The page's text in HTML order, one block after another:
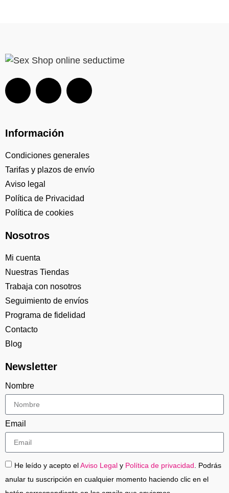
Información
Condiciones generales
Tarifas y plazos de envío
Aviso legal
Política de Privacidad
Política de cookies
Nosotros
Mi cuenta
Nuestras Tiendas
Trabaja con nosotros
Seguimiento de envíos
Programa de fidelidad
Contacto
Blog
Newsletter
Nombre
Email
He leído y acepto elAviso Legal y Política de privacidad . Podrás
anular tu suscripción en cualquier momento haciendo clic en el